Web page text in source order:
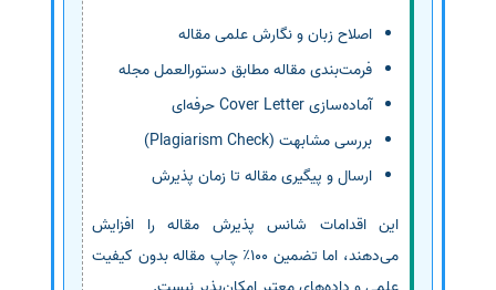
اصلاح زبان و نگارش علمی مقاله
فرمت‌بندی مقاله مطابق دستورالعمل مجله
آماده‌سازی Cover Letter حرفه‌ای
بررسی مشابهت (Plagiarism Check)
ارسال و پیگیری مقاله تا زمان پذیرش
این اقدامات شانس پذیرش مقاله را افزایش
می‌دهند، اما تضمین 100٪ چاپ مقاله بدون کیفیت